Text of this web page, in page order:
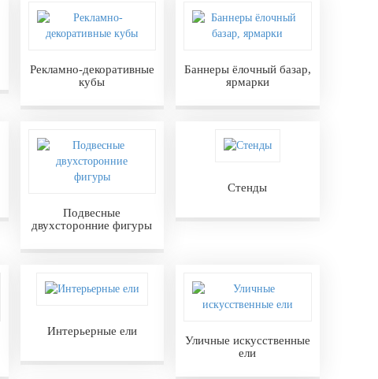
Рекламно-декоративные
кубы
Баннеры ёлочный базар,
ярмарки
Подвесные
двухсторонние фигуры
Стенды
Интерьерные ели
Уличные искусственные
ели